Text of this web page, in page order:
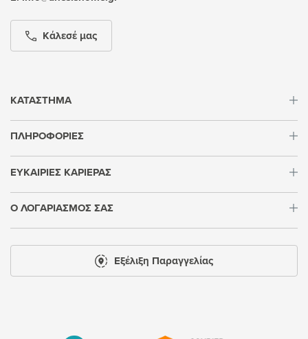
Κάλεσέ μας
ΚΑΤΑΣΤΗΜΑ
ΠΛΗΡΟΦΟΡΙΕΣ
ΕΥΚΑΙΡΙΕΣ ΚΑΡΙΕΡΑΣ
Ο ΛΟΓΑΡΙΑΣΜΟΣ ΣΑΣ
Εξέλιξη Παραγγελίας